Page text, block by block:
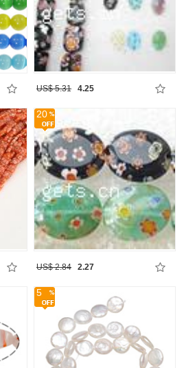
US$ 5.31 4.25
20
US$ 2.84 2.27
5